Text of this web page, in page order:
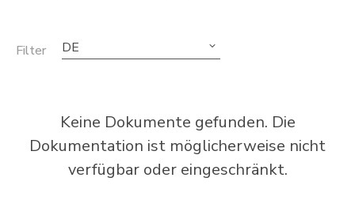
Filter DE
Keine Dokumente gefunden. Die
Dokumentation ist möglicherweise nicht
verfügbar oder eingeschränkt.